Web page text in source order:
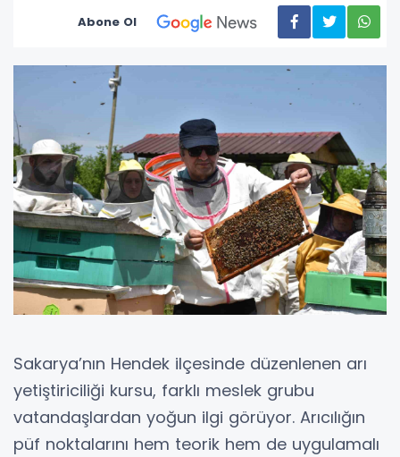
Abone Ol
Sakarya’nın Hendek ilçesinde düzenlenen arı
yetiştiriciliği kursu, farklı meslek grubu
vatandaşlardan yoğun ilgi görüyor. Arıcılığın
püf noktalarını hem teorik hem de uygulamalı